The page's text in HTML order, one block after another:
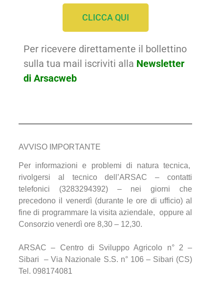
CLICCA QUI
Per ricevere direttamente il bollettino
sulla tua mail iscriviti alla Newsletter
di Arsacweb
AVVISO IMPORTANTE
Per informazioni e problemi di natura tecnica,
rivolgersi al tecnico dell’ARSAC – contatti
telefonici (3283294392) – nei giorni che
precedono il venerdì (durante le ore di ufficio) al
fine di programmare la visita aziendale, oppure al
Consorzio venerdì ore 8,30 – 12,30.
ARSAC – Centro di Sviluppo Agricolo n° 2 –
Sibari – Via Nazionale S.S. n° 106 – Sibari (CS)
Tel. 098174081